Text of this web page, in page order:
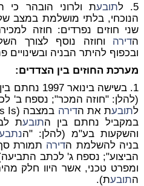
5. ל
תובעת ולרוני הובהר כי
הנוכחי, בלתי מושלמת במצב
שני חוזים נפרדים: חוזה
הדירה וחוזה נוסף לצורך
ובכפוף להיתר הבניה ובשינויים
מערכת החוזים בין הצדדים:
1. בשישה בינואר 1997 נחתם בין קונס ובין ה
(להלן: "חוזה המכר"; נספח ב'
לתובעת את הדירה
במקביל נחתם בין התובעת
והשקעות בע"מ (להלן: "ה
בניה להשלמת הדירה
הביצוע"; נספח ג' לכתב
ומפרט טכני, אשר היוו חלק
התובעת).